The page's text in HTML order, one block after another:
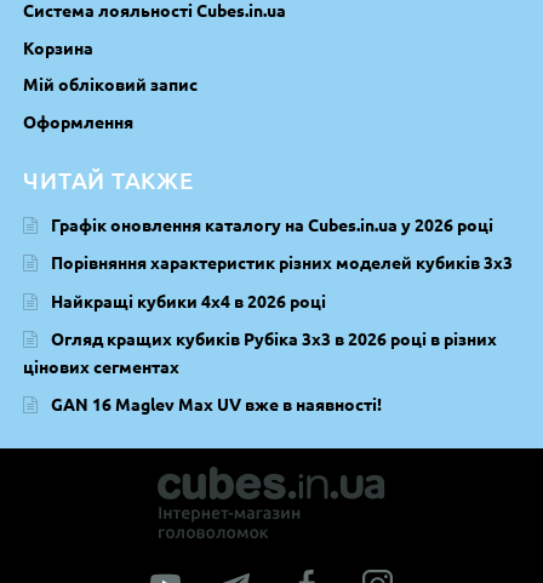
Система лояльності Cubes.in.ua
Корзина
Мій обліковий запис
Оформлення
ЧИТАЙ ТАКЖЕ
Графік оновлення каталогу на Cubes.in.ua у 2026 році
Порівняння характеристик різних моделей кубиків 3х3
Найкращі кубики 4х4 в 2026 році
Огляд кращих кубиків Рубіка 3х3 в 2026 році в різних
цінових сегментах
GAN 16 Maglev Max UV вже в наявності!